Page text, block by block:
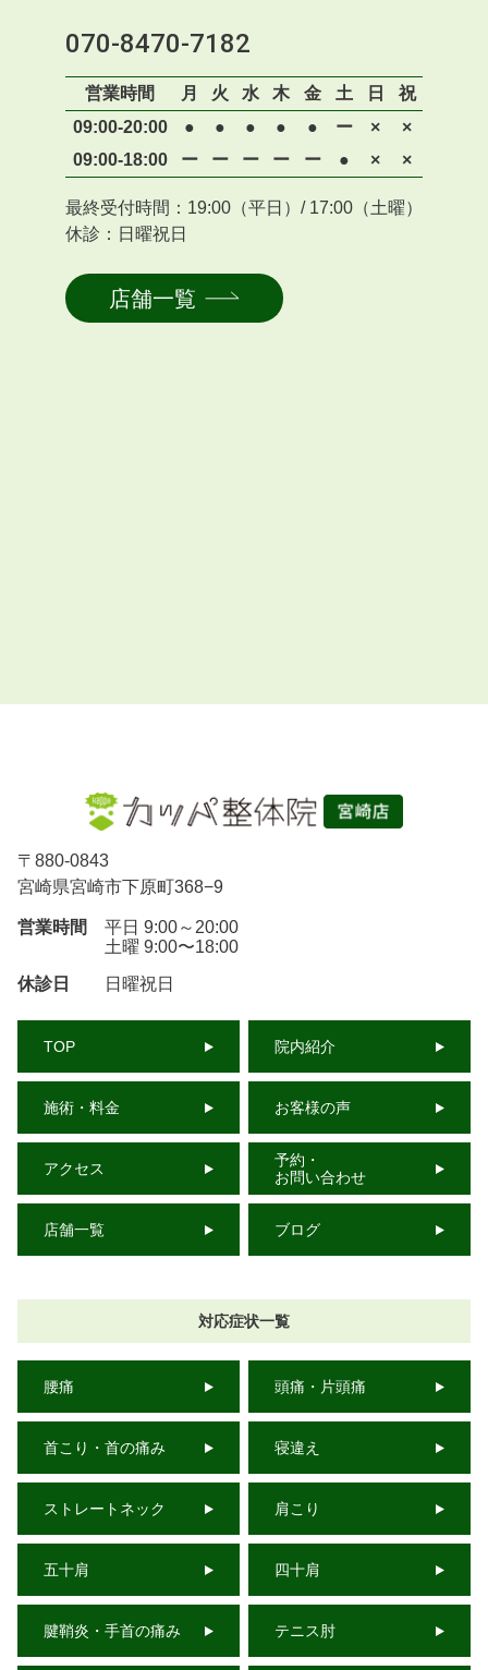
070-8470-7182
営業時間 月 火 水 木 金 土 日
祝
09:00-20:00
● ● ● ● ● ー ×
×
09:00-18:00
ー ー ー ー ー ● × ×
最終受付時間：19:00（平日）/ 17:00（土曜）
休診：日曜祝日
店舗一覧
〒 880-0843
宮崎県宮崎市下原町368−9
営業時間
平日 9:00～20:00
土曜 9:00〜18:00
休診日
日曜祝日
TOP 院内紹介
施術・料金 お客様の声
アクセス
予約・
お問い合わせ
店舗一覧 ブログ
対応症状一覧
腰痛 頭痛・片頭痛
首こり・首の痛み 寝違え
ストレートネック 肩こり
五十肩 四十肩
腱鞘炎・手首の痛み テニス肘